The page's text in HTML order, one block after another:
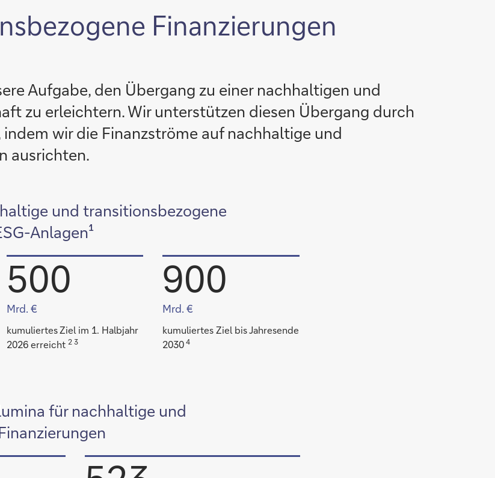
Finanzierungen
Aufgabe, den Übergang zu einer nachhaltigen und
zu erleichtern. Wir unterstützen diesen Übergang durch
wir die Finanzströme auf nachhaltige und
ausrichten.
und transitionsbezogene
Anlagen¹
500
Mrd. €
kumuliertesZiel im 1. Halbjahr
2026 erreicht 2 3
900
Mrd. €
kumuliertes Ziel bis Jahresende
2030 4
für nachhaltige und